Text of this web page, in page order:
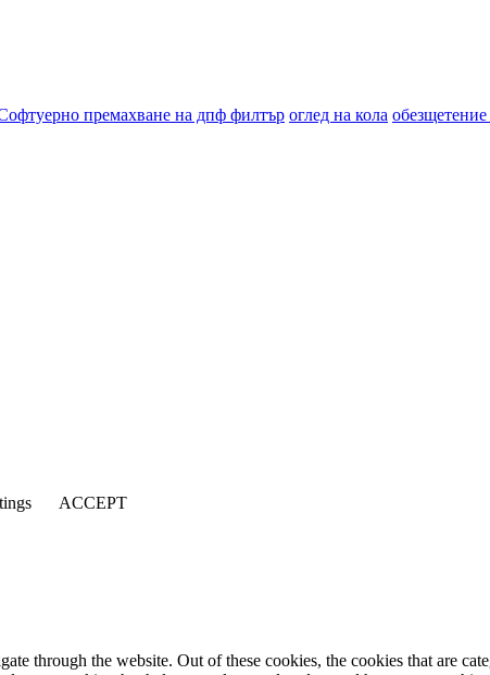
премахване на дпф филтър оглед на кола
ACCEPT
through the website. Out of these cookies, the cookies that are